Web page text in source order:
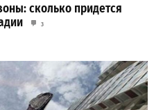
сколько придется
3